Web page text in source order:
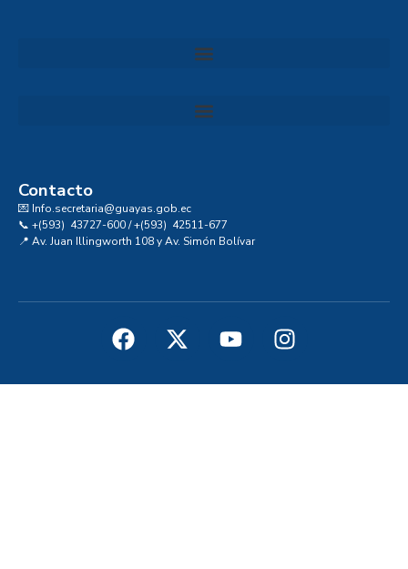
Contacto
💌 Info.secretaria@guayas.gob.ec
📞 +(593) 43727-600 / +(593) 42511-677
📍 Av. Juan Illingworth 108 y Av. Simón Bolívar